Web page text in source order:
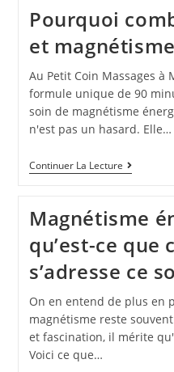
Pourquoi
et
Au Petit Coin Massages à
formule unique de 90
soin de magnétisme
n'est pas un hasard. Elle…
Continuer La Lecture
Magnétisme
qu’est-ce que
s’adresse ce
On en entend de plus en
magnétisme reste
et fascination, il mérite
Voici ce que…